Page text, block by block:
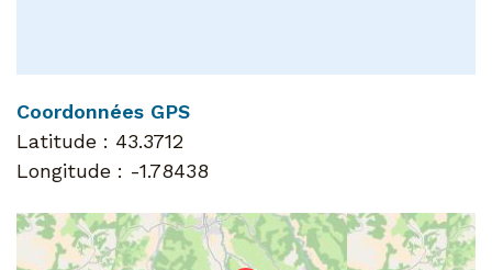
Coordonnées GPS
Latitude : 43.3712
Longitude : -1.78438